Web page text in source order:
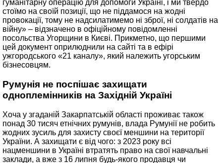
гуманітарну операцію для допомоги Україні, і ми твердо
стоїмо на своїй позиції, що не піддамося на жодні
провокації, тому не надсилатимемо ні зброї, ні солдатів на
війну» – відзначено в офіційному повідомленні
посольства Угорщини в Києві. Прикметно, що першими
цей документ оприлюднили на сайті та в ефірі
ужгородського «21 каналу», який належить угорським
бізнесовцям.
Румунія не поспішає захищати
одноплемінників на Західній Україні
Хоча у згаданій Закарпатській області проживає також
понад 30 тисяч етнічних румунів, влада Румунії не робить
жодних зусиль для захисту своєї меншини на території
України. А захищати є від чого: з 2023 року всі
нацменшини в Україні втратять право на свої навчальні
заклади, а вже з 16 липня будь-якого продавця чи